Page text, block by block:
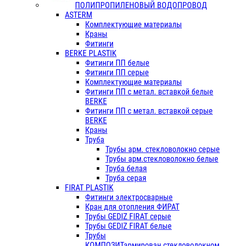
ПОЛИПРОПИЛЕНОВЫЙ ВОДОПРОВОД
ASTERM
Комплектующие материалы
Краны
Фитинги
BERKE PLASTIK
Фитинги ПП белые
Фитинги ПП серые
Комплектующие материалы
Фитинги ПП с метал. вставкой белые
BERKE
Фитинги ПП с метал. вставкой серые
BERKE
Краны
Труба
Трубы арм. стекловолокно серые
Трубы арм.стекловолокно белые
Труба белая
Труба серая
FIRAT PLASTIK
Фитинги электросварные
Кран для отопления ФИРАТ
Трубы GEDIZ FIRAT серые
Трубы GEDIZ FIRAT белые
Трубы